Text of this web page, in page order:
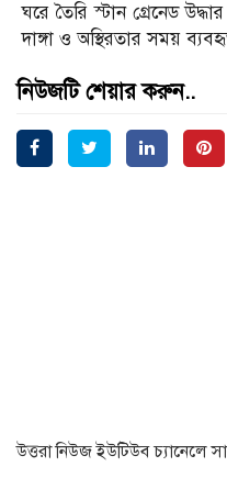
ঘরে তৈরি স্টান গ্রেনেড
দাঙ্গা ও অস্থিরতার সময়
নিউজটি শেয়ার করুন..
উত্তরা নিউজ ইউটিউব চ্যানেলে